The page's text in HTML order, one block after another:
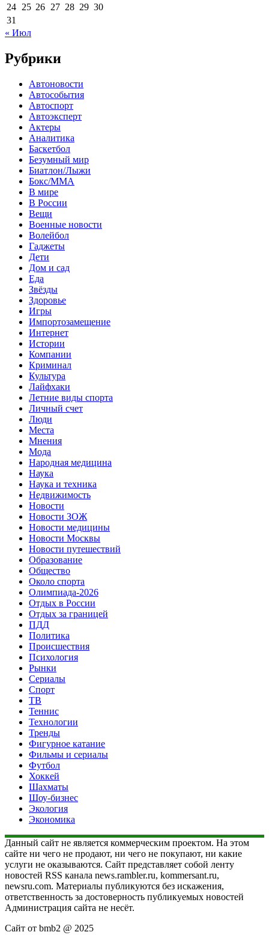
24 25 26 27 28 29 30
31
« Июл
Рубрики
Автоновости
Автособытия
Автоспорт
Автоэксперт
Актеры
Аналитика
Баскетбол
Безумный мир
Биатлон/Лыжи
Бокс/MMA
В мире
В России
Вещи
Военные новости
Волейбол
Гаджеты
Дети
Дом и сад
Еда
Звёзды
Здоровье
Игры
Импортозамещение
Интернет
Истории
Компании
Криминал
Культура
Лайфхаки
Летние виды спорта
Личный счет
Люди
Места
Мнения
Мода
Народная медицина
Наука
Наука и техника
Недвижимость
Новости
Новости ЗОЖ
Новости медицины
Новости Москвы
Новости путешествий
Образование
Общество
Около спорта
Олимпиада-2026
Отдых в России
Отдых за границей
ПДД
Политика
Происшествия
Психология
Рынки
Сериалы
Спорт
ТВ
Теннис
Технологии
Тренды
Фигурное катание
Фильмы и сериалы
Футбол
Хоккей
Шахматы
Шоу-бизнес
Экология
Экономика
Данный сайт не является коммерческим проектом. На этом
сайте ни чего не продают, ни чего не покупают, ни какие
услуги не оказываются. Сайт представляет собой ленту
новостей RSS канала news.rambler.ru, kommersant.ru,
newsru.com. Материалы публикуются без искажения,
ответственность за достоверность публикуемых новостей
Администрация сайта не несёт.
Сайт от bmb2 @ 2025